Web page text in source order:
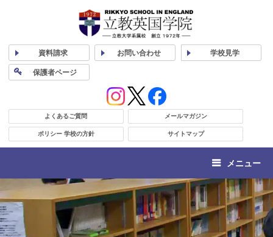
資料請求 お問い合わせ 学校見学
保護者ページ
よくあるご質問 メールマガジン
ポリシー 学校の方針 サイトマップ
メニュー